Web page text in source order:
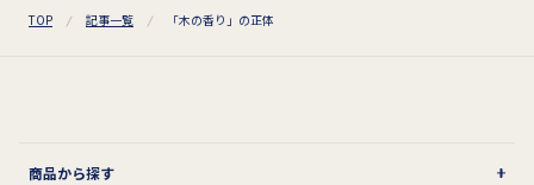
TOP 記事一覧 「木の香り」の正体
商品から探す